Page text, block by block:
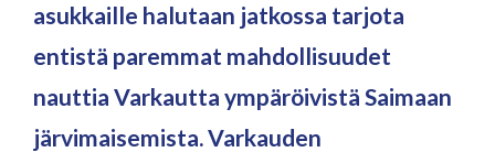
asukkaille halutaan jatkossa tarjota
entistä paremmat mahdollisuudet
nauttia Varkautta ympäröivistä Saimaan
järvimaisemista. Varkauden